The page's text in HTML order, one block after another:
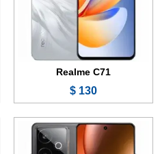
Realme C71
130 $
الكاميرا:50 + 8 ميجابكسل
المعالج:Mediatek Dimensity 8400 Max
البطارية والشحن السريع:
عرض الموصفات ←
الشاشة: